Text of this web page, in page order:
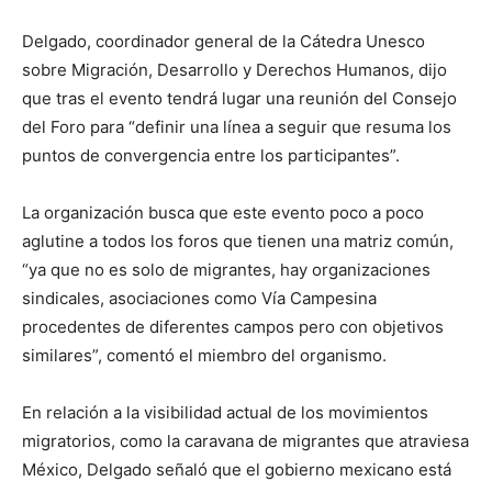
Delgado, coordinador general de la Cátedra Unesco
sobre Migración, Desarrollo y Derechos Humanos, dijo
que tras el evento tendrá lugar una reunión del Consejo
del Foro para “definir una línea a seguir que resuma los
puntos de convergencia entre los participantes”.
La organización busca que este evento poco a poco
aglutine a todos los foros que tienen una matriz común,
“ya que no es solo de migrantes, hay organizaciones
sindicales, asociaciones como Vía Campesina
procedentes de diferentes campos pero con objetivos
similares”, comentó el miembro del organismo.
En relación a la visibilidad actual de los movimientos
migratorios, como la caravana de migrantes que atraviesa
México, Delgado señaló que el gobierno mexicano está